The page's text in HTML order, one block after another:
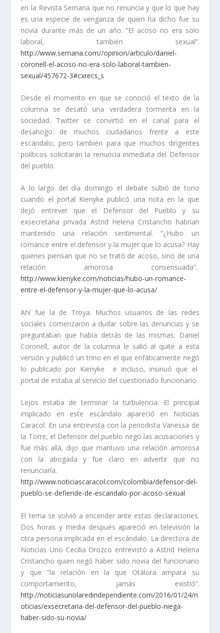
en la Revista Semana que no renuncia y que lo que hay
es una especie de venganza de quien ha dicho fue su
novia durante más de un año. “El acoso no era solo
laboral, también sexual”.
http://www.semana.com//opinion/articulo/daniel-
coronell-el-acoso-no-era-solo-laboral-tambien-
sexual/457672-3#cxrecs_s
Desde el momento en que se conoció el texto de la
columna se desató una verdadera tormenta en la
sociedad. Twitter se convirtió en el canal para el
desahogo de muchos ciudadanos frente a este
escándalo, pero también para que muchos dirigentes
políticos solicitaran la renuncia inmediata del Defensor
del pueblo.
A lo largo del día domingo el debate subió de tono
cuando el portal Kienyke publicó una nota en la que
dejó entrever que el Defensor del Pueblo y su
exsecretaria privada Astrid Helena Cristancho habrían
mantenido una relación sentimental. “¿Hubo un
romance entre el defensor y la mujer que lo acusa? Hay
quienes piensan que no se trató de acoso, sino de una
relación amorosa consensuada”.
http://www.kienyke.com/noticias/hubo-un-romance-
entre-el-defensor-y-la-mujer-que-lo-acusa/
Ahí fue la de Troya. Muchos usuarios de las redes
sociales comenzaron a dudar sobre las denuncias y se
preguntaban que había detrás de las mismas. Daniel
Coronell, autor de la columna le salió al quite a esta
versión y publicó un trino en el que enfáticamente negó
lo publicado por Kienyke e incluso, insinuó que el
portal de estaba al servicio del cuestionado funcionario.
Lejos estaba de terminar la turbulencia. El principal
implicado en este escándalo apareció en Noticias
Caracol. En una entrevista con la periodista Vanessa de
la Torre, el Defensor del pueblo negó las acusaciones y
fue más allá, dijo que mantuvo una relación amorosa
con la abogada y fue claro en advertir que no
renunciaría.
http://www.noticiascaracol.com/colombia/defensor-del-
pueblo-se-defiende-de-escandalo-por-acoso-sexual
El tema se volvió a encender ante estas declaraciones.
Dos horas y media después apareció en televisión la
otra persona implicada en el escándalo. La directora de
Noticias Uno Cecilia Orozco entrevistó a Astrid Helena
Cristancho quien negó haber sido novia del funcionario
y que “la relación en la que Otálora ampara su
comportamiento, jamás existió”.
http://noticiasunolaredindependiente.com/2016/01/24/n
oticias/exsecretaria-del-defensor-del-pueblo-niega-
haber-sido-su-novia/